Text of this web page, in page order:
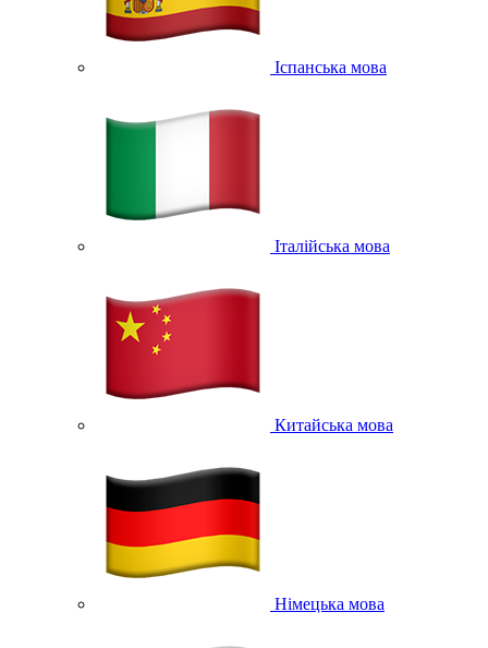
Іспанська мова
Італійська мова
Китайська мова
Німецька мова